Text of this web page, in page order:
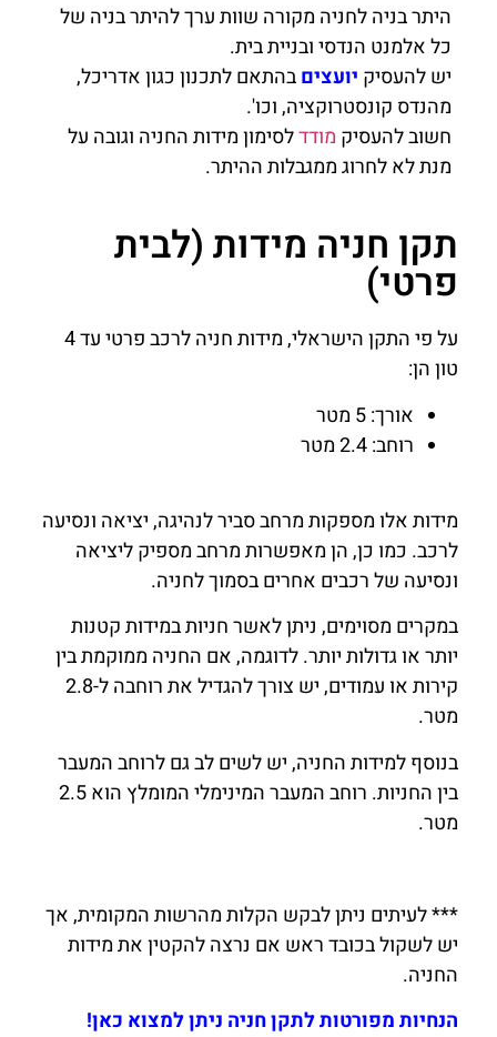
היתר בניה לחניה מקורה שוות ערך להיתר בניה של
כל אלמנט הנדסי ובניית בית.
יש להעסיק יועציםבהתאם לתכנון כגון אדריכל,
מהנדס קונסטרוקציה, וכו'.
חשוב להעסיק מודדלסימון מידות החניה וגובה על
מנת לא לחרוג ממגבלות ההיתר.
תקן חניה מידות (לבית
פרטי)
על פי התקן הישראלי, מידות חניה לרכב פרטי עד 4
טון הן:
אורך: 5 מטר
רוחב: 2.4 מטר
מידות אלו מספקות מרחב סביר לנהיגה, יציאה ונסיעה
לרכב. כמו כן, הן מאפשרות מרחב מספיק ליציאה
ונסיעה של רכבים אחרים בסמוך לחניה.
במקרים מסוימים, ניתן לאשר חניות במידות קטנות
יותר או גדולות יותר. לדוגמה, אם החניה ממוקמת בין
קירות או עמודים, יש צורך להגדיל את רוחבה ל-2.8
מטר.
בנוסף למידות החניה, יש לשים לב גם לרוחב המעבר
בין החניות. רוחב המעבר המינימלי המומלץ הוא 2.5
מטר.
*** לעיתים ניתן לבקש הקלות מהרשות המקומית, אך
יש לשקול בכובד ראש אם נרצה להקטין את מידות
החניה.
הנחיות מפורטות לתקן חניה ניתן למצוא כאן!